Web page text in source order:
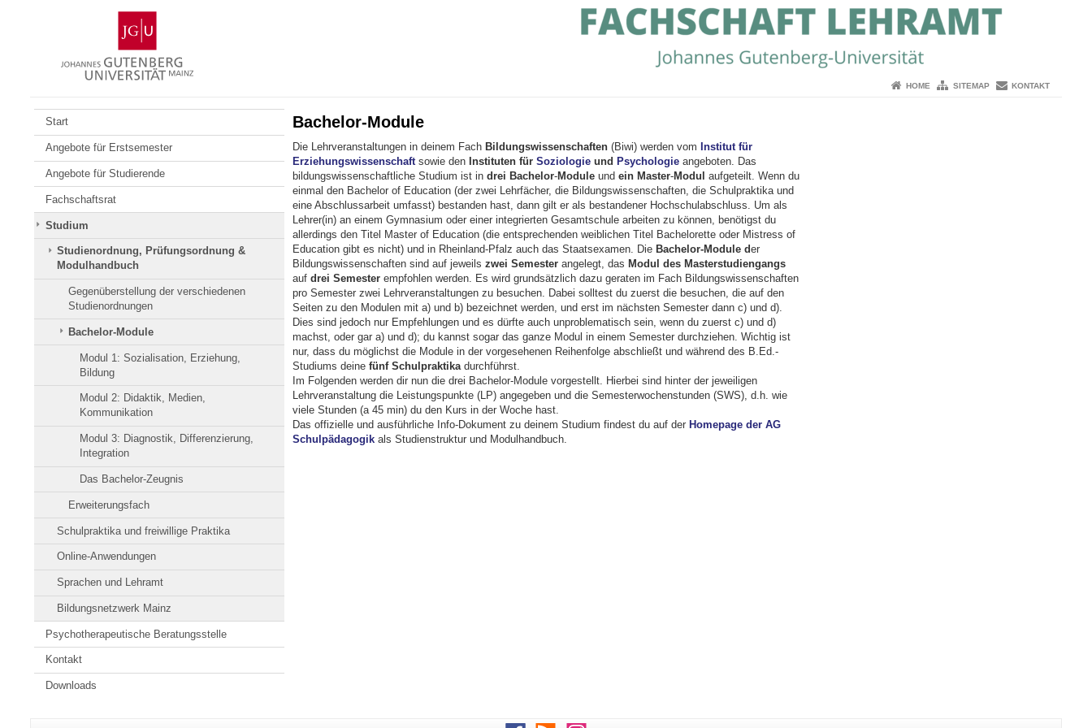
Gutenberg-
Universität
Mainz
HOME SITEMAP KONTAKT
Start
Angebote für Erstsemester
Angebote für Studierende
Fachschaftsrat
Studium
Studienordnung, Prüfungsordnung &
Modulhandbuch
Gegenüberstellung der verschiedenen
Studienordnungen
Bachelor-Module
Modul 1: Sozialisation, Erziehung,
Bildung
Modul 2: Didaktik, Medien,
Kommunikation
Modul 3: Diagnostik, Differenzierung,
Integration
Das Bachelor-Zeugnis
Erweiterungsfach
Schulpraktika und freiwillige Praktika
Online-Anwendungen
Sprachen und Lehramt
Bildungsnetzwerk Mainz
Psychotherapeutische Beratungsstelle
Kontakt
Downloads
Bachelor-Module
Die Lehrveranstaltungen in deinem Fach Bildungswissenschaften(Biwi) werden vom Institut für
Erziehungswissenschaftsowie den Instituten für Soziologieund Psychologieangeboten. Das
bildungswissenschaftliche Studium ist in drei Bachelor-Moduleund ein Master-Modul aufgeteilt. Wenn du
einmal den Bachelor of Education (der zwei Lehrfächer, die Bildungswissenschaften, die Schulpraktika und
eine Abschlussarbeit umfasst) bestanden hast, dann gilt er als bestandener Hochschulabschluss. Um als
Lehrer(in) an einem Gymnasium oder einer integrierten Gesamtschule arbeiten zu können, benötigst du
allerdings den Titel Master of Education (die entsprechenden weiblichen Titel Bachelorette oder Mistress of
Education gibt es nicht) und in Rheinland-Pfalz auch das Staatsexamen. Die Bachelor-Module der
Bildungswissenschaften sind auf jeweils zwei Semesterangelegt, das Modul des Masterstudiengangs
auf drei Semesterempfohlen werden. Es wird grundsätzlich dazu geraten im Fach Bildungswissenschaften
pro Semester zwei Lehrveranstaltungen zu besuchen. Dabei solltest du zuerst die besuchen, die auf den
Seiten zu den Modulen mit a) und b) bezeichnet werden, und erst im nächsten Semester dann c) und d).
Dies sind jedoch nur Empfehlungen und es dürfte auch unproblematisch sein, wenn du zuerst c) und d)
machst, oder gar a) und d); du kannst sogar das ganze Modul in einem Semester durchziehen. Wichtig ist
nur, dass du möglichst die Module in der vorgesehenen Reihenfolge abschließt und während des B.Ed.-
Studiums deine fünf Schulpraktikadurchführst.
Im Folgenden werden dir nun die drei Bachelor-Module vorgestellt. Hierbei sind hinter der jeweiligen
Lehrveranstaltung die Leistungspunkte (LP) angegeben und die Semesterwochenstunden (SWS), d.h. wie
viele Stunden (a 45 min) du den Kurs in der Woche hast.
Das offizielle und ausführliche Info-Dokument zu deinem Studium findest du auf der Homepage der AG
Schulpädagogikals Studienstruktur und Modulhandbuch.